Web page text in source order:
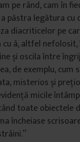
pe rând, cam în
păstra legătura cu
diacriticelor pe
â, altfel
și oscila între
de exemplu,
misterios și
micile
toate obiectele
încheiase